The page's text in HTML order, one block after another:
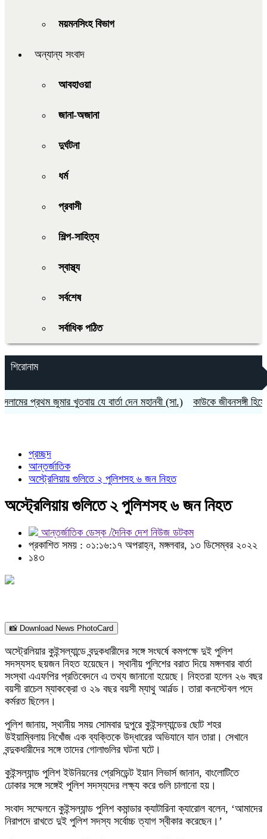
ময়মনসিংহ বিভাগ
অন্যান্য সংবাদ
আবহাওয়া
জানা-অজানা
দুর্ঘটনা
ধর্ম
প্রবাসী
শিল্প-সাহিত্য
স্বাস্থ্য
সর্বশেষ
সর্বাধিক পঠিত
শিরোনাম
প্রথম জুমার খুতবায় যে বার্তা দেন মহানবী (সা.) কাউকে জীবনসঙ্গী হিসেবে
প্রচ্ছদ
আন্তর্জাতিক
অস্ট্রেলিয়ায় গুলিতে ২ পুলিশসহ ৬ জন নিহত
অস্ট্রেলিয়ায় গুলিতে ২ পুলিশসহ ৬ জন নিহত
আন্তর্জাতিক ডেস্ক /দৈনিক দেশ নিউজ ডটকম
প্রকাশিত সময় : ০১:১৬:১৭ অপরাহ্ন, মঙ্গলবার, ১৩ ডিসেম্বর ২০২২
১৪৩
📸 Download News PhotoCard
অস্ট্রেলিয়ার কুইন্সল্যান্ডে বন্দুকধারীদের সঙ্গে সংঘর্ষে কমপক্ষে দুই পুলিশ
সদস্যসহ ছয়জন নিহত হয়েছেন। স্থানীয় পুলিশের বরাত দিয়ে মঙ্গলবার বার্তা
সংস্থা এএফপির প্রতিবেদনে এ তথ্য জানানো হয়েছে। নিহতরা হলেন ২৬ বছর
বয়সী রাচেল ম্যাকক্রো ও ২৯ বছর বয়সী ম্যাথু আর্নল্ড। তারা কনস্টেবল পদে
কর্মরত ছিলেন।
পুলিশ জানায়, স্থানীয় সময় সোমবার দুপুরে কুইন্সল্যান্ডের ছোট শহর
উইয়াম্বিলায় নিখোঁজ এক ব্যক্তিকে উদ্ধারের অভিযানে যান তারা। সেখানে
বন্দুকধারীদের সঙ্গে তাদের গোলাগুলির ঘটনা ঘটে।
কুইন্সল্যান্ড পুলিশ ইউনিয়নের প্রেসিডেন্ট ইয়ান লিভার্স জানান, বাংলোটিতে
ঢোকার সঙ্গে সঙ্গেই পুলিশ সদস্যদের লক্ষ্য করে গুলি চালানো হয়।
সংবাদ সম্মেলনে কুইন্সল্যান্ড পুলিশ কমান্ডার ক্যাটারিনা ক্যারোল বলেন, ‘আমাদের
নিরাপদে রাখতে দুই পুলিশ সদস্য সর্বোচ্চ ত্যাগ স্বীকার করেছেন।’